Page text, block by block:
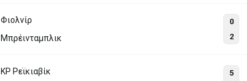
Φιολνίρ
Μπρέινταμπλικ
0
2
ΚΡ Ρεϊκιαβίκ
5